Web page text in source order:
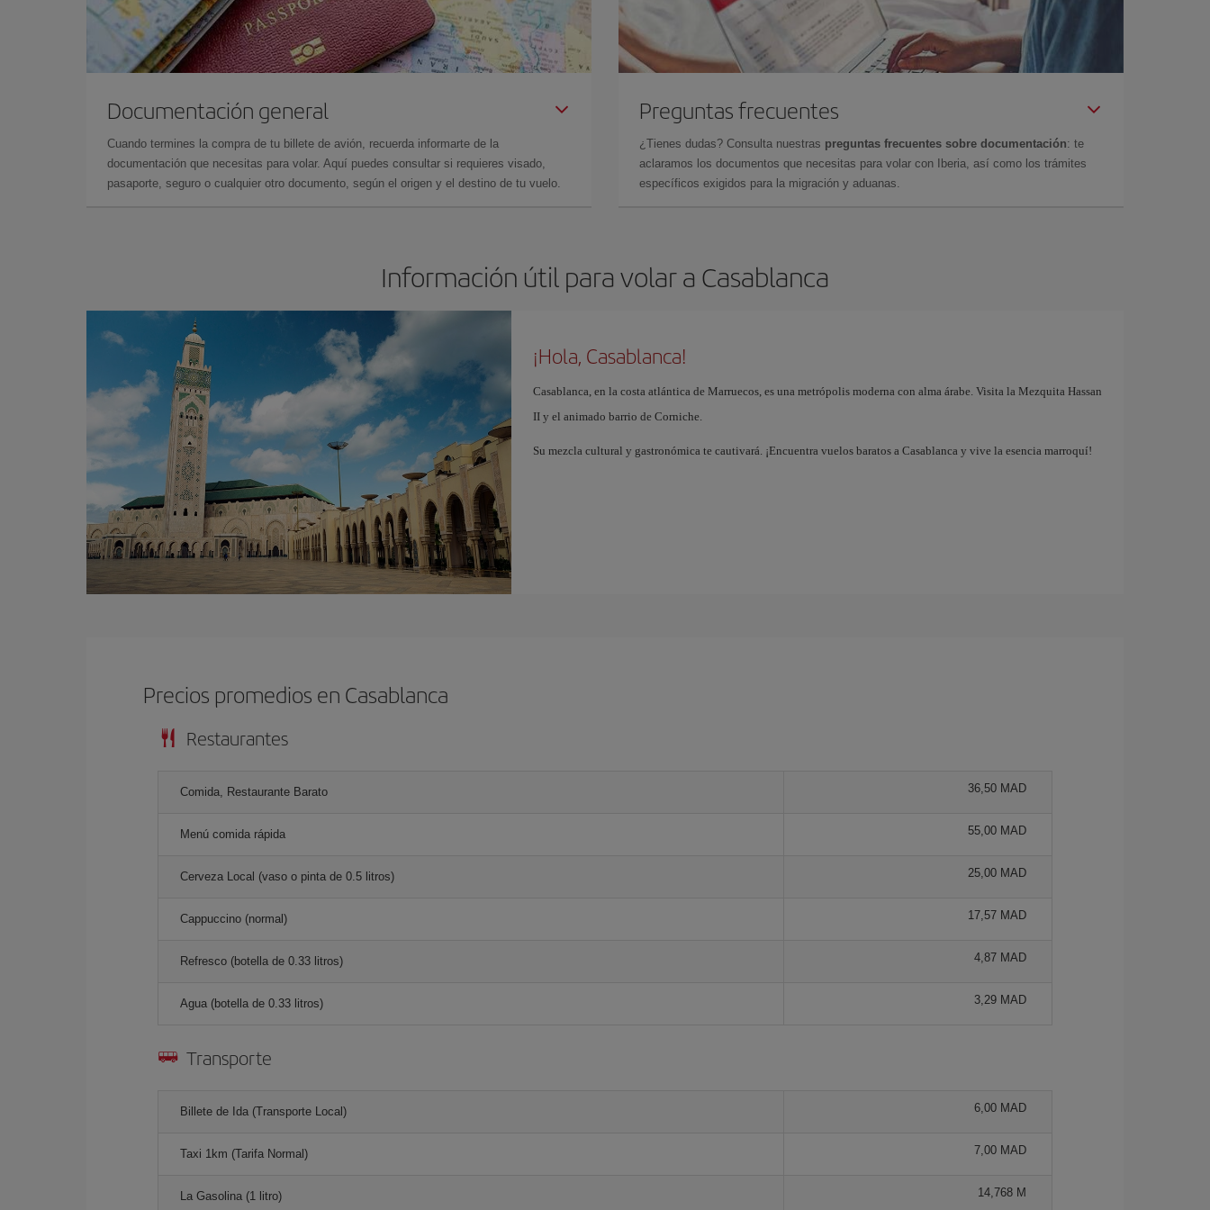
Documentación general
Cuando termines la compra de tu billete de avión, recuerda informarte de la
documentación que necesitas para volar. Aquí puedes consultar si requieres visado,
pasaporte, seguro o cualquier otro documento, según el origen y el destino de tu vuelo.
Preguntas frecuentes
¿Tienes dudas? Consulta nuestras preguntas frecuentes sobre documentación: te
aclaramos los documentos que necesitas para volar con Iberia, así como los trámites
específicos exigidos para la migración y aduanas.
Información útil para volar a Casablanca
¡Hola, Casablanca!
Casablanca, en la costa atlántica de Marruecos, es una metrópolis moderna con alma árabe. Visita la Mezquita Hassan
II y el animado barrio de Corniche.
Su mezcla cultural y gastronómica te cautivará. ¡Encuentra vuelos baratos a Casablanca y vive la esencia marroquí!
Precios promedios en Casablanca
Restaurantes
Comida, Restaurante Barato 36,50 MAD
Menú comida rápida 55,00 MAD
Cerveza Local (vaso o pinta de 0.5 litros) 25,00 MAD
Cappuccino (normal) 17,57 MAD
Refresco (botella de 0.33 litros) 4,87 MAD
Agua (botella de 0.33 litros) 3,29 MAD
Transporte
Billete de Ida (Transporte Local) 6,00 MAD
Taxi 1km (Tarifa Normal) 7,00 MAD
La Gasolina (1 litro) 14,768 M